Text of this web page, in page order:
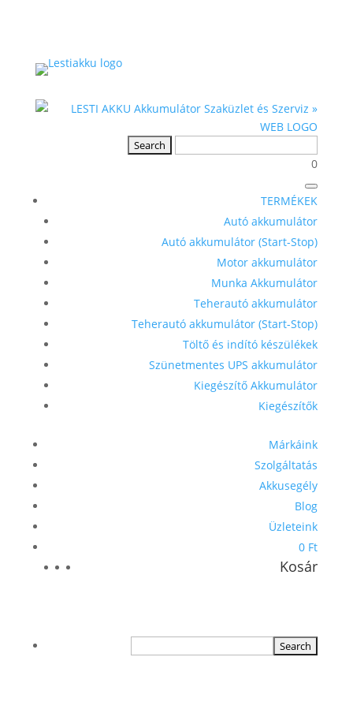
0
TERMÉKEK
Autó akkumulátor
Autó akkumulátor (Start-Stop)
Motor akkumulátor
Munka Akkumulátor
Teherautó akkumulátor
Teherautó akkumulátor (Start-Stop)
Töltő és indító készülékek
Szünetmentes UPS akkumulátor
Kiegészítő Akkumulátor
Kiegészítők
Márkáink
Szolgáltatás
Akkusegély
Blog
Üzleteink
0 Ft
Kosár